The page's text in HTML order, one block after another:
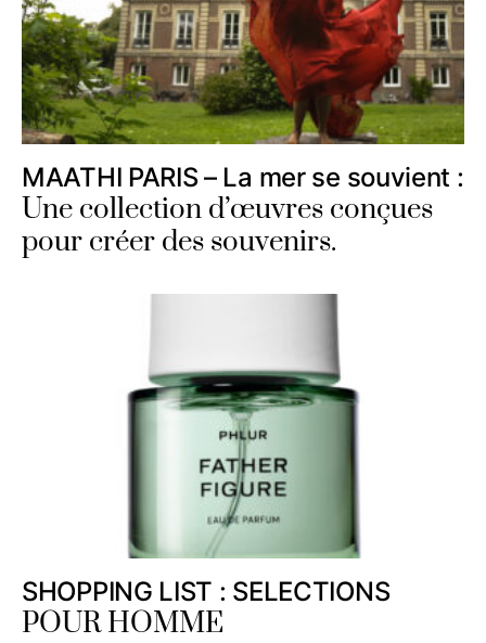
MAATHI PARIS – La mer se souvient :
Une collection d’œuvres conçues
pour créer des souvenirs.
SHOPPING LIST : SELECTIONS
POUR HOMME